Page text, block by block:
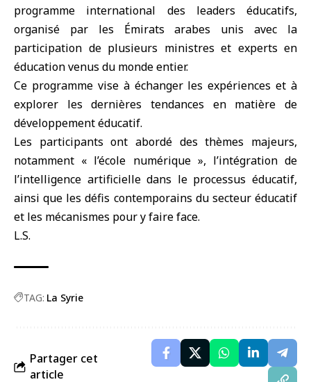
programme international des leaders éducatifs,
organisé par les Émirats arabes unis avec la
participation de plusieurs ministres et experts en
éducation venus du monde entier.
Ce programme vise à échanger les expériences et à
explorer les dernières tendances en matière de
développement éducatif.
Les participants ont abordé des thèmes majeurs,
notamment « l’école numérique », l’intégration de
l’intelligence artificielle dans le processus éducatif,
ainsi que les défis contemporains du secteur éducatif
et les mécanismes pour y faire face.
L.S.
TAG: La Syrie
Partager cet
article